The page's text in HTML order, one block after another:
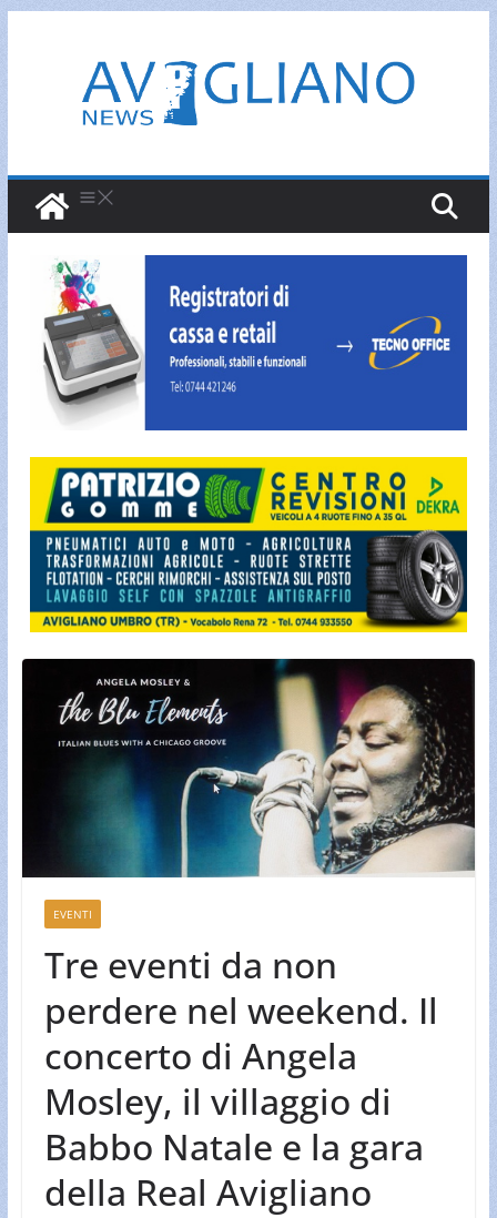
contenuto
EVENTI
Tre eventi da non
perdere nel weekend. Il
concerto di Angela
Mosley, il villaggio di
Babbo Natale e la gara
della Real Avigliano